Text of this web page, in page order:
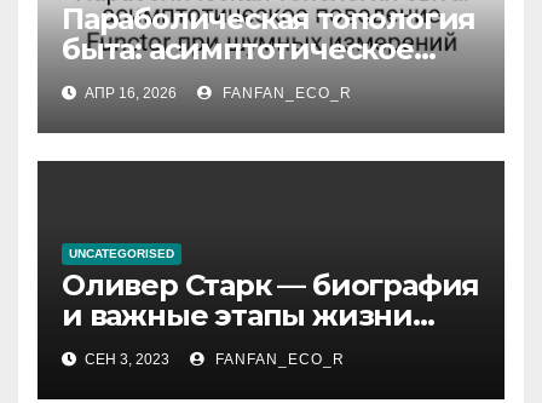
Параболическая топология
быта: асимптотическое
поведение Functor при
шумных измерений
АПР 16, 2026 FANFAN_ECO_R
UNCATEGORISED
Оливер Старк — биография
и важные этапы жизни
великого миллиардера и
супергероя
СЕН 3, 2023 FANFAN_ECO_R